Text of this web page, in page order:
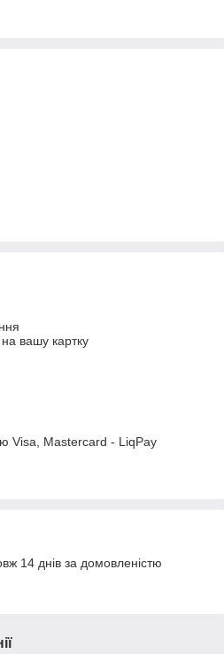
вашу картку
Visa, Mastercard - LiqPay
14 днів за домовленістю